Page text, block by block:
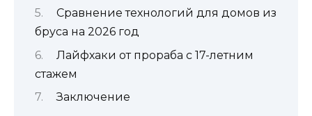
Сравнение технологий для домов из
бруса на 2026 год
Лайфхаки от прораба с 17-летним
стажем
Заключение